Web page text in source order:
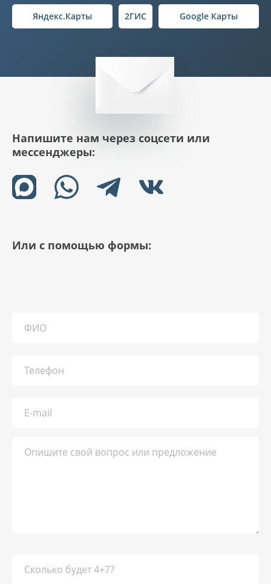
Яндекс.Карты 2ГИС Google Карты
Напишите нам через соцсети или
мессенджеры:
Или с помощью формы: